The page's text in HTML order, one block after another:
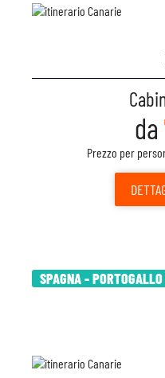
da
Prezzo per
SPAGNA - PORTOGALLO